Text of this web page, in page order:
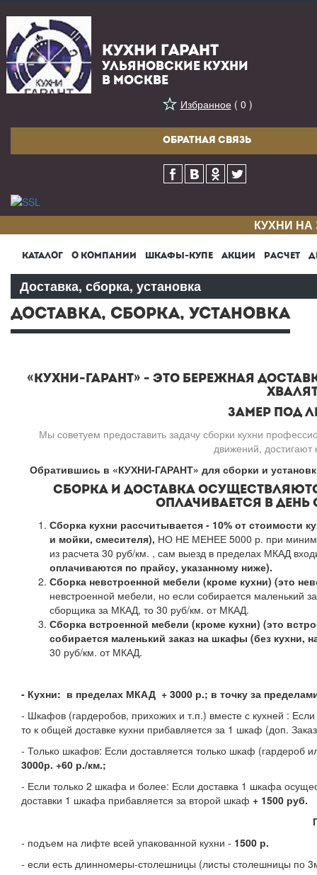
КУХНИ ГАРАНТ
УЛЬЯНОВСКИЕ КУХНИ
В МОСКВЕ
Избранное( 0 )
ОБРАТНАЯ СВЯЗЬ
КУХНИ
КАТАЛОГ О КОМПАНИИ ШКАФЫ-КУПЕ АКЦИИ РАСЧЕТ
Доставка, сборка, установка
ДОСТАВКА, СБОРКА, УСТАНОВКА
«КУХНИ-ГАРАНТ» - ЭТО БЕРЕЖНАЯ
ЗАМЕР ПОД
Мы советуем предоставить задачу сборки кухни
движений, достигают
Обратившись в «КУХНИ-ГАРАНТ» для сборки и
СБОРКА И ДОСТАВКА
ОПЛАЧИВАЕТСЯ В
Сборка кухни рассчитывается - 10% от стоимости
и мойки, смесителя), НО НЕ МЕНЕЕ 5000 р. при
из расчета 30 руб/км. , сам выезд в пределах МКАД
оплачиваются по прайсу, указанному ниже).
Сборка невстроенной мебели (кроме кухни) (это
невстроенной мебели, но если собирается маленький
сборщика за МКАД, то 30 руб/км. от МКАД.
Сборка встроенной мебели (кроме кухни) (это
собирается маленький заказ на шкафы (без кухни,
30 руб/км. от МКАД.
- Кухни: в пределах МКАД + 3000 р.; в точку за
- Шкафов (гардеробов, прихожих и т.п.) вместе с кухней :
то к общей доставке кухни прибавляется за 1 шкаф (доп.
- Только шкафов: Если доставляется только шкаф (гардероб
3000р. +60 р./км.;
- Если только 2 шкафа и более: Если доставка 1 шкафа
доставки 1 шкафа прибавляется за второй шкаф + 1500 руб.
- подъем на лифте всей упакованной кухни - 1500 р.
- если есть длинномеры-столешницы (листы столешницы